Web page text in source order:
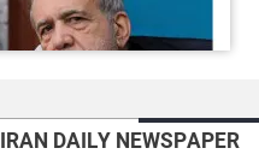
IRAN DAILY NEWSPAPER